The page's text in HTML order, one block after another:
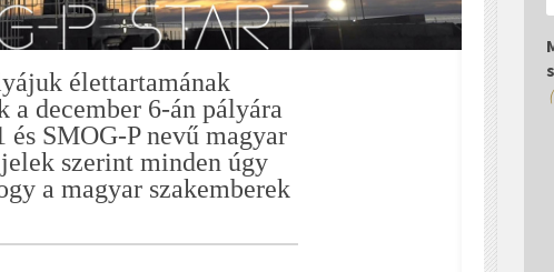
élettartamának
a december 6-án pályára
SMOG-P nevű magyar
szerint minden úgy
a magyar szakemberek